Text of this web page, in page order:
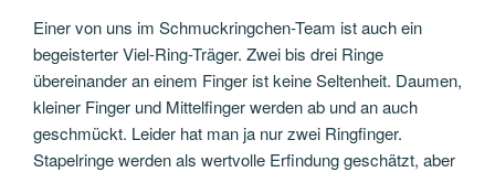
Einer von uns im Schmuckringchen-Team ist auch ein
begeisterter Viel-Ring-Träger. Zwei bis drei Ringe
übereinander an einem Finger ist keine Seltenheit. Daumen,
kleiner Finger und Mittelfinger werden ab und an auch
geschmückt. Leider hat man ja nur zwei Ringfinger.
Stapelringe werden als wertvolle Erfindung geschätzt, aber